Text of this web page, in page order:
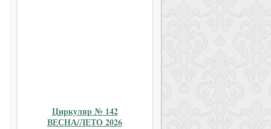
Циркуляр № 142
ВЕСНА/ЛЕТО 2026